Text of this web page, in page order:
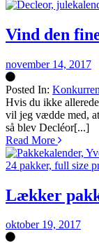
Vind den
november 14, 2017
Posted In:
Silke
Hvis du ikke
vil jeg vædde med,
så blev Decléor[...]
Read More
Lækker
oktober 19, 2017